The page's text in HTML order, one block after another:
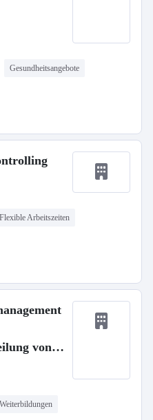
Gesundheitsangebote
Flexible Arbeitszeiten
von
Weiterbildungen